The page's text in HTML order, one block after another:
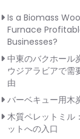
Is a Biomass
Furnace
Businesses?
中東のバクホール
ウジアラビアで需
由
バーベキュー用木
木質ペレットミル
ットへの入口